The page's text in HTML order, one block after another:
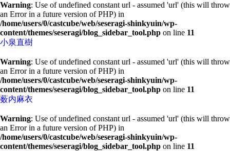
Warning: Use of undefined constant url - assumed 'url' (this will throw
an Error in a future version of PHP) in
/home/users/0/castcube/web/seseragi-shinkyuin/wp-
content/themes/seseragi/blog_sidebar_tool.php on line 11
小泉直樹
Warning: Use of undefined constant url - assumed 'url' (this will throw
an Error in a future version of PHP) in
/home/users/0/castcube/web/seseragi-shinkyuin/wp-
content/themes/seseragi/blog_sidebar_tool.php on line 11
薮内麻衣
Warning: Use of undefined constant url - assumed 'url' (this will throw
an Error in a future version of PHP) in
/home/users/0/castcube/web/seseragi-shinkyuin/wp-
content/themes/seseragi/blog_sidebar_tool.php on line 11